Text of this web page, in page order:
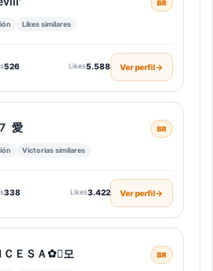
BR
Likes similares
526 Likes5.588 Ver perfil→
愛 BR
Victorias similares
338 Likes3.422 Ver perfil→
ＣＥＳＡ✿모 BR